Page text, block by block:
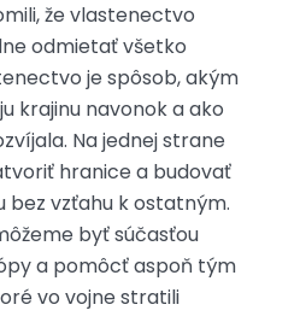
že vlastenectvo
odmietať všetko
je spôsob, akým
krajinu navonok a ako
Na jednej strane
hranice a budovať
bez vzťahu k ostatným.
byť súčasťou
a pomôcť aspoň tým
vo vojne stratili